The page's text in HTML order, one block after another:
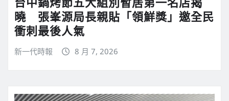
曉 張峯源局長親貼「領鮮獎」邀全民
衝刺最後人氣
新一代時報 8 月 7, 2026